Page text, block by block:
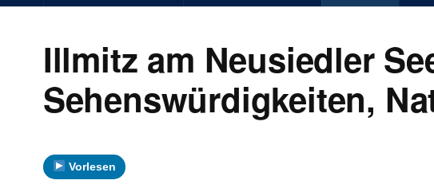
Illmitz am Neusiedler
Sehenswürdigkeiten,
Vorlesen